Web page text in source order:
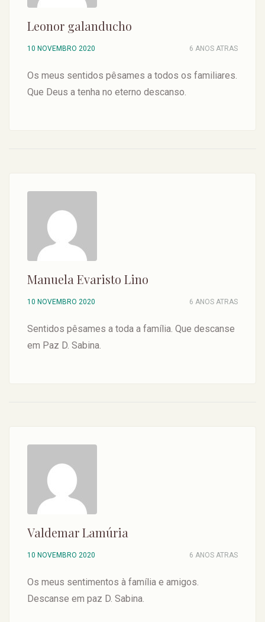
Leonor galanducho
10 NOVEMBRO 2020 6 ANOS ATRAS
Os meus sentidos pêsames a todos os familiares.
Que Deus a tenha no eterno descanso.
Manuela Evaristo Lino
10 NOVEMBRO 2020 6 ANOS ATRAS
Sentidos pêsames a toda a família. Que descanse
em Paz D. Sabina.
Valdemar Lamúria
10 NOVEMBRO 2020 6 ANOS ATRAS
Os meus sentimentos à família e amigos.
Descanse em paz D. Sabina.